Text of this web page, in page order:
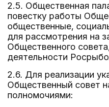
2.5. Общественная
повестку работы
общественные,
для рассмотрения на
Общественного
деятельности
2.6. Для реализации
Общественный совет
полномочиями: